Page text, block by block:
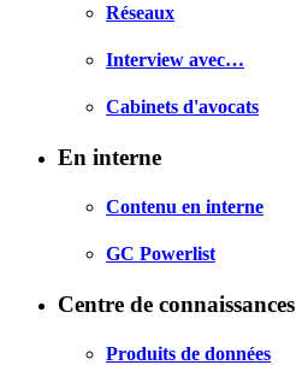
Réseaux
Interview avec…
Cabinets d'avocats
En interne
Contenu en interne
GC Powerlist
Centre de connaissances
Produits de données